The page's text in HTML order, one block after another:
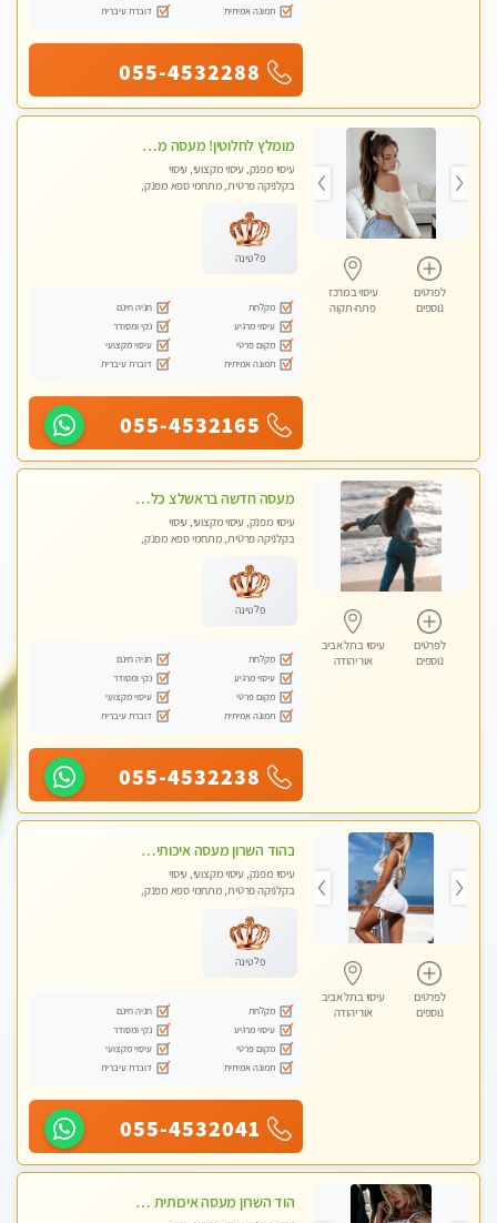
תמונה אמיתית
דוברת עיברית
055-4532288
לפרטים
נוספים
עיסוי במרכז
פתח-תקוה
מומלץ לחלוטין! מעסה מקצועית ואיכותית פרטי!!!
עיסוי מפנק, עיסוי מקצועי, עיסוי
בקלניקה פרטית, מתחמי ספא מפנק,
פלטינה
מקלחת
חניה חינם
עיסוי מרגיע
נקי ומסודר
מקום פרטי
עיסוי מקצועי
תמונה אמיתית
דוברת עיברית
055-4532165
לפרטים
נוספים
עיסוי בתל אביב
אור יהודה
מעסה חדשה בראשלצ כל סוגי העיסויים מעסה מקצועית ואיכותית פרטי!!!
עיסוי מפנק, עיסוי מקצועי, עיסוי
בקלניקה פרטית, מתחמי ספא מפנק,
פלטינה
מקלחת
חניה חינם
עיסוי מרגיע
נקי ומסודר
מקום פרטי
עיסוי מקצועי
תמונה אמיתית
דוברת עיברית
055-4532238
לפרטים
נוספים
עיסוי בתל אביב
אור יהודה
בהוד השרון מעסה איכותית מקצועית ומפנקת מאוד
עיסוי מפנק, עיסוי מקצועי, עיסוי
בקלניקה פרטית, מתחמי ספא מפנק,
פלטינה
מקלחת
חניה חינם
עיסוי מרגיע
נקי ומסודר
מקום פרטי
עיסוי מקצועי
תמונה אמיתית
דוברת עיברית
055-4532041
הוד השרון מעסה איכותית מפנקת ומקצועית לעיסוי חלומי .....